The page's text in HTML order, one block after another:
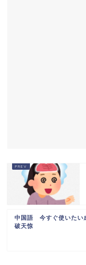
中国語 今すぐ使いたい
破天惊